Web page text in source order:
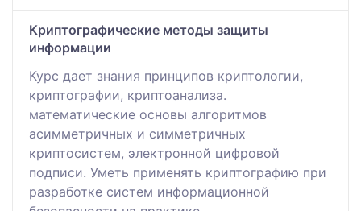
Криптографические методы защиты
информации
Курс дает знания принципов криптологии,
криптографии, криптоанализа.
математические основы алгоритмов
асимметричных и симметричных
криптосистем, электронной цифровой
подписи. Уметь применять криптографию при
разработке систем информационной